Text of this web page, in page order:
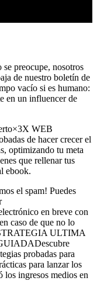
preocupe, nosotros
de nuestro boletín de
vacío si es humano:
en un influencer de
WEB
de hacer crecer el
optimizando tu meta
que rellenar tus
ebook.
el spam! Puedes
en breve con
caso de que no lo
ULTIMA
probadas para
para lanzar los
los ingresos medios en